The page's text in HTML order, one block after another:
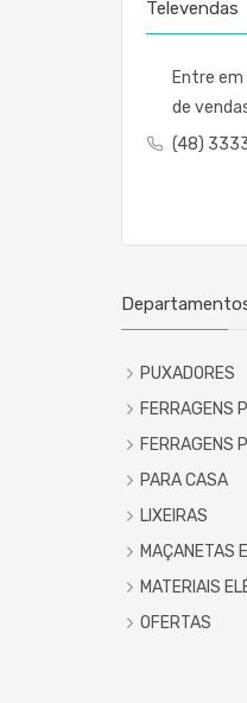
Televendas
Entre
de
(48)
PUXADORES
FERRAGENS
FERRAGENS
PARA CASA
LIXEIRAS
MAÇANETAS
MATERIAIS
OFERTAS